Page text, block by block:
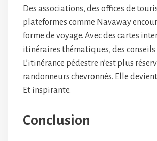
Des associations, des offices de
plateformes comme Navaway
forme de voyage. Avec des cartes
itinéraires thématiques, des
L’itinérance pédestre n’est plus
randonneurs chevronnés. Elle
Et inspirante.
Conclusion